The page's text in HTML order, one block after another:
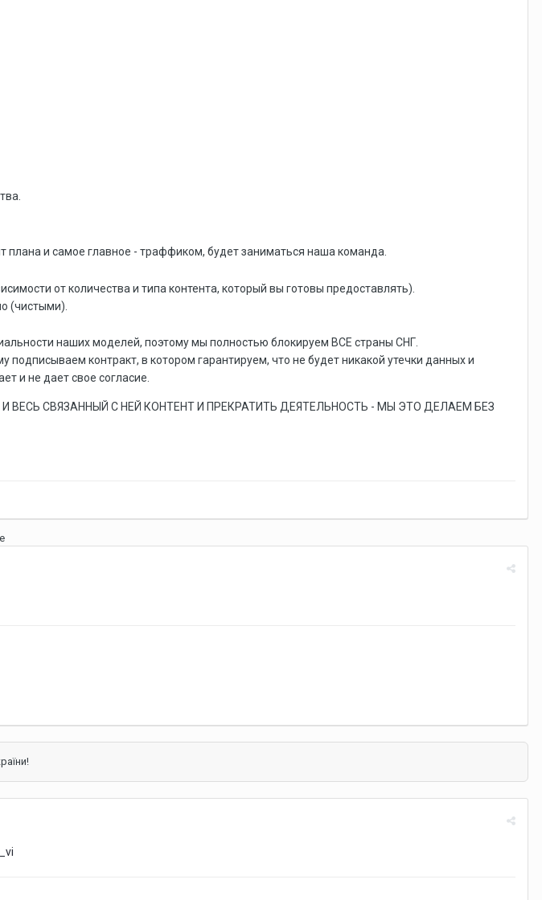
и самое главное - траффиком, будет заниматься наша команда.
от количества и типа контента, который вы готовы предоставлять).
(чистыми).
наших моделей, поэтому мы полностью блокируем ВСЕ страны СНГ.
контракт, в котором гарантируем, что не будет никакой утечки данных и
и не дает свое согласие.
СВЯЗАННЫЙ С НЕЙ КОНТЕНТ И ПРЕКРАТИТЬ ДЕЯТЕЛЬНОСТЬ - МЫ ЭТО ДЕЛАЕМ БЕЗ